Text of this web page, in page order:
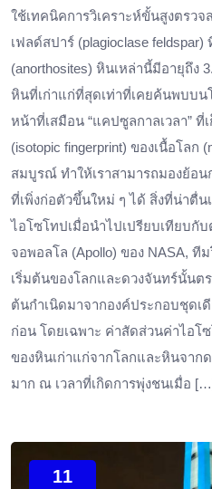
ใช้เทคนิคการวิเคราะห์ขั้นสูงตรว
เฟลด์สปาร์ (plagioclase
(anorthosites) หินเหล่านี้มีอายุถึง
หินที่เก่าแก่ที่สุดเท่าที่เคยค้นพบบน
หน้าที่เสมือน “แคปซูลกาลเวลา” ที่
(isotopic fingerprint) ของเนื้อโลก
สมบูรณ์ ทำให้เราสามารถมองย้อ
ที่เพิ่งก่อตัวขึ้นใหม่ ๆ ได้ สิ่งที่น่าตื่น
ไอโซโทปเมื่อนำไปเปรียบเทียบกั
จอพอลโล (Apollo) ของ NASA, ที
เริ่มต้นของโลกและดวงจันทร์นั้นต
ต้นกำเนิดมาจากองค์ประกอบชุดเ
ก่อน โดยเฉพาะ ค่าสัดส่วนค่าไอโ
ของหินเก่าแก่จากโลกและหินจาก
มาก ณ เวลาที่เกิดการพุ่งชนเมื่อ
11